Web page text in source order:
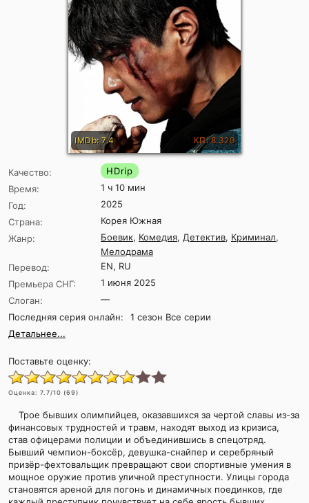
IMDb: 7.4 КП: 8.329
Качество:
HDrip
Время:
1 ч 10 мин
Год:
2025
Страна:
Корея Южная
Жанр:
Боевик, Комедия, Детектив, Криминал,
Мелодрама
Перевод:
EN, RU
Премьера СНГ:
1 июня 2025
Слоган:
—
Последняя серия онлайн:
1 сезон Все серии
Детальнее...
Поставьте оценку:
Оценка: 7.7/10 (69)
Трое бывших олимпийцев, оказавшихся за чертой славы из-за
финансовых трудностей и травм, находят выход из кризиса,
став офицерами полиции и объединившись в спецотряд.
Бывший чемпион-боксёр, девушка-снайпер и серебряный
призёр-фехтовальщик превращают свои спортивные умения в
мощное оружие против уличной преступности. Улицы города
становятся ареной для погонь и динамичных поединков, где